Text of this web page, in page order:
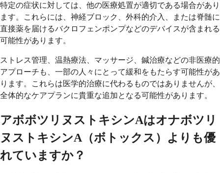
特定の症状に対しては、他の医療処置が適切である場合があり
ます。これらには、神経ブロック、外科的介入、または脊髄に
直接薬を届けるバクロフェンポンプなどのデバイスが含まれる
可能性があります。
ストレス管理、温熱療法、マッサージ、鍼治療などの非医療的
アプローチも、一部の人々にとって緩和をもたらす可能性があ
ります。これらは医学的治療に代わるものではありませんが、
全体的なケアプランに貴重な追加となる可能性があります。
アボボツリヌストキシンAはオナボツリ
ヌストキシンA（ボトックス）よりも優
れていますか？